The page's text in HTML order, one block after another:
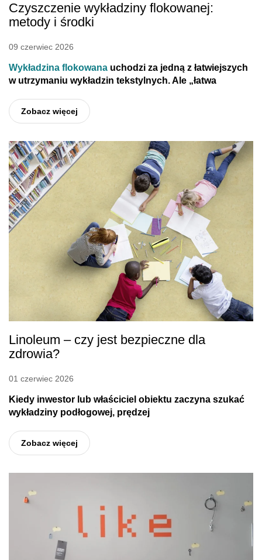
Czyszczenie wykładziny flokowanej:
metody i środki
09 czerwiec 2026
Wykładzina flokowana uchodzi za jedną z łatwiejszych
w utrzymaniu wykładzin tekstylnych. Ale „łatwa
Zobacz więcej
Linoleum – czy jest bezpieczne dla
zdrowia?
01 czerwiec 2026
Kiedy inwestor lub właściciel obiektu zaczyna szukać
wykładziny podłogowej, prędzej
Zobacz więcej